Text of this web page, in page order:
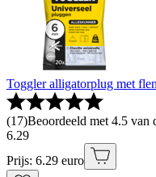
Toggler alligatorplug met
(17)Beoordeeld met 4.5 van
6.29
Prijs: 6.29 euro